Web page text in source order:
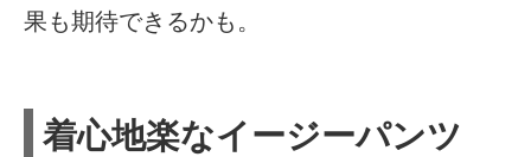
果も期待できるかも。
着心地楽なイージーパンツ